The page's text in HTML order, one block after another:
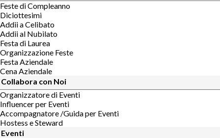
Feste di Compleanno
Diciottesimi
Addii a Celibato
Addii al Nubilato
Festa di Laurea
Organizzazione Feste
Festa Aziendale
Cena Aziendale
Collabora con Noi
Organizzatore di Eventi
Influencer per Eventi
Accompagnatore /Guida per Eventi
Hostess e Steward
Eventi